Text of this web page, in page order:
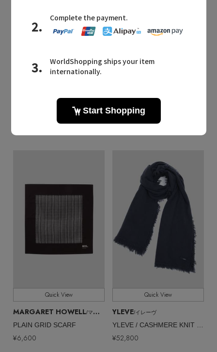
¥52,800
Quick View
YLEVE/イレーヴ
¥52,800
Quick View
MARGARET HOWELL/マーガレット・ハウエル
PLAIN GRID SCARF
¥6,600